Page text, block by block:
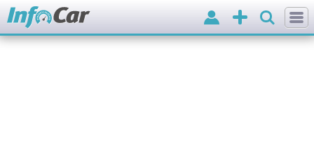
Додати
оголошення
Вхід